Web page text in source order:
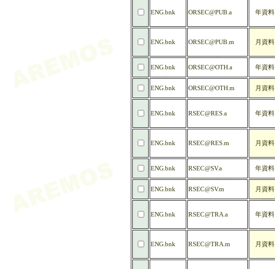
ENG.bnk ORSEC@PUB.a 年資料
ENG.bnk ORSEC@PUB.m 月資料
ENG.bnk ORSEC@OTH.a 年資料
ENG.bnk ORSEC@OTH.m 月資料
ENG.bnk RSEC@RES.a 年資料
ENG.bnk RSEC@RES.m 月資料
ENG.bnk RSEC@SV.a 年資料
ENG.bnk RSEC@SV.m 月資料
ENG.bnk RSEC@TRA.a 年資料
ENG.bnk RSEC@TRA.m 月資料